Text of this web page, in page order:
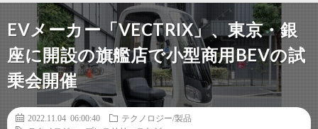
EVメーカー「VECTRIX」、東京・銀
座に開設の旗艦店で小型商用BEVの試
乗会開催
2022.11.04 06:00:40
テクノロジー/製品